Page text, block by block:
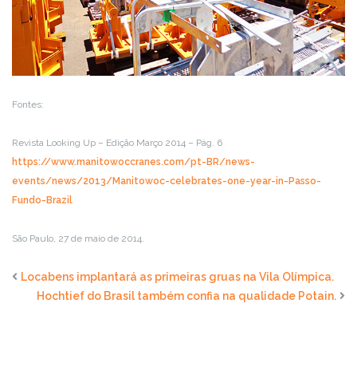
Fontes:
Revista Looking Up – Edição Março 2014 – Pág. 6
https://www.manitowoccranes.com/pt-BR/news-
events/news/2013/Manitowoc-celebrates-one-year-in-Passo-
Fundo-Brazil
São Paulo, 27 de maio de 2014.
Locabens implantará as primeiras gruas na Vila Olímpica.
Hochtief do Brasil também confia na qualidade Potain.